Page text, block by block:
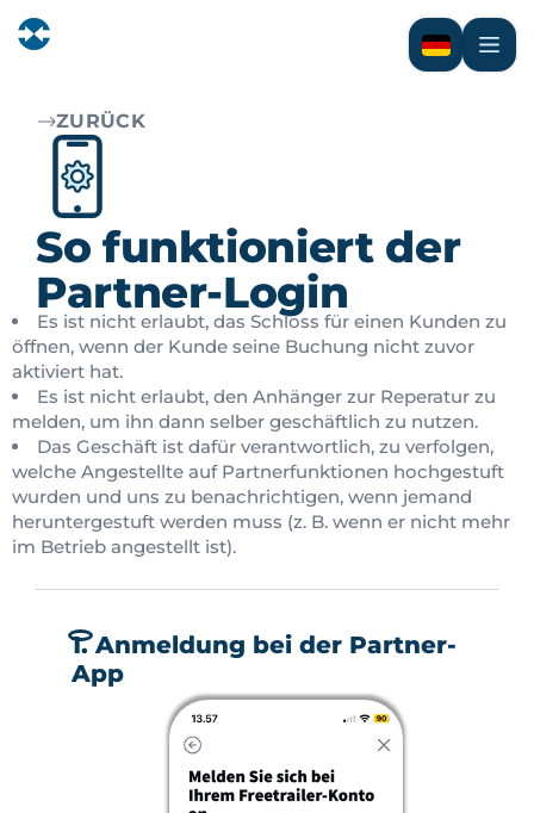
ZURÜCK
So funktioniert der
Partner-Login
Es ist nicht erlaubt, das Schloss für einen Kunden zu
öffnen, wenn der Kunde seine Buchung nicht zuvor
aktiviert hat.
Es ist nicht erlaubt, den Anhänger zur Reperatur zu
melden, um ihn dann selber geschäftlich zu nutzen.
Das Geschäft ist dafür verantwortlich, zu verfolgen,
welche Angestellte auf Partnerfunktionen hochgestuft
wurden und uns zu benachrichtigen, wenn jemand
heruntergestuft werden muss (z. B. wenn er nicht mehr
im Betrieb angestellt ist).
1. Anmeldung bei der Partner-
App